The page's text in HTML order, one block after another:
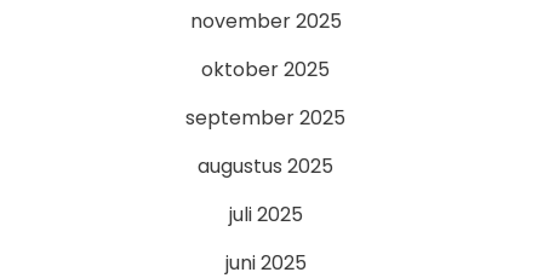
november 2025
oktober 2025
september 2025
augustus 2025
juli 2025
juni 2025